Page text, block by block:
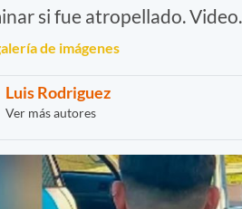
si fue atropellado. Video.
de imágenes
Luis Rodriguez
Ver más autores